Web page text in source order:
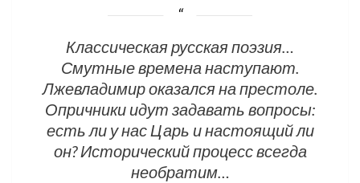
Классическая русская поэзия…
Смутные времена наступают.
Лжевладимир оказался на престоле.
Опричники идут задавать вопросы:
есть ли у нас Царь и настоящий ли
он? Исторический процесс всегда
необратим…